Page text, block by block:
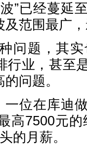
”已经蔓延
范围最广
题，其实
行业，甚至
问题。
位在库迪
高7500元
的月薪。